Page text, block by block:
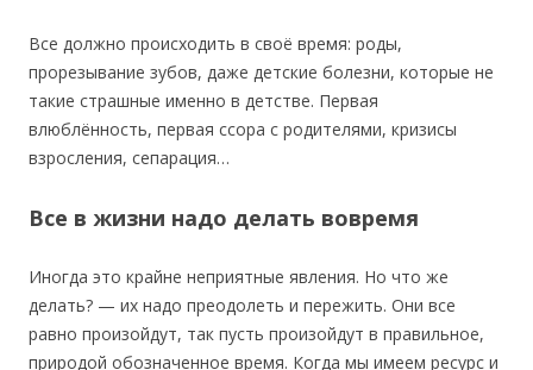
Все должно происходить в своё время: роды,
прорезывание зубов, даже детские болезни, которые не
такие страшные именно в детстве. Первая
влюблённость, первая ссора с родителями, кризисы
взросления, сепарация…
Все в жизни надо делать вовремя
Иногда это крайне неприятные явления. Но что же
делать? — их надо преодолеть и пережить. Они все
равно произойдут, так пусть произойдут в правильное,
природой обозначенное время. Когда мы имеем ресурс и